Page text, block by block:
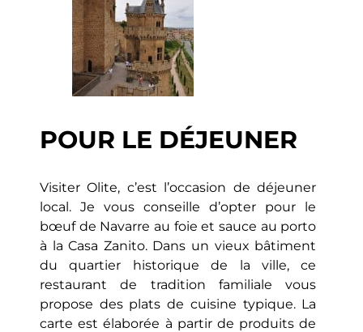
POUR LE DÉJEUNER
Visiter Olite, c’est l’occasion de déjeuner
local. Je vous conseille d’opter pour le
bœuf de Navarre au foie et sauce au porto
à la Casa Zanito. Dans un vieux bâtiment
du quartier historique de la ville, ce
restaurant de tradition familiale vous
propose des plats de cuisine typique. La
carte est élaborée à partir de produits de